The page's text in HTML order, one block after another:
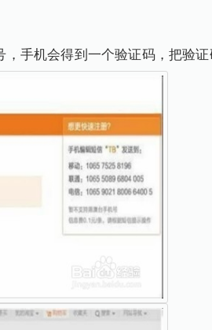
手机会得到一个验证码，把验